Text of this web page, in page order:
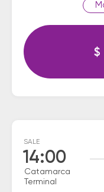
$
SALE
14:00
Catamarca
Terminal